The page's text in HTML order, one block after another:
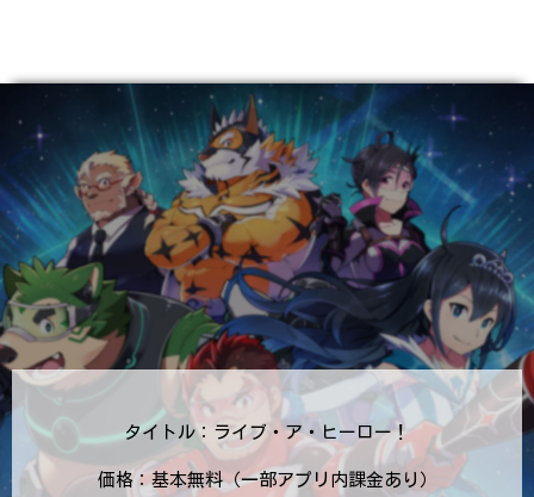
タイトル：ライブ・ア・ヒーロー！
価格：基本無料（一部アプリ内課金あり）